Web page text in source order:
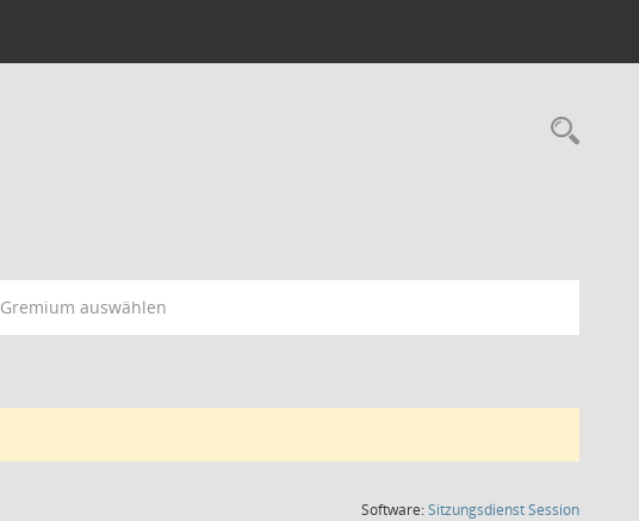
Gremium auswählen
Software:SitzungsdienstSession(Wird in